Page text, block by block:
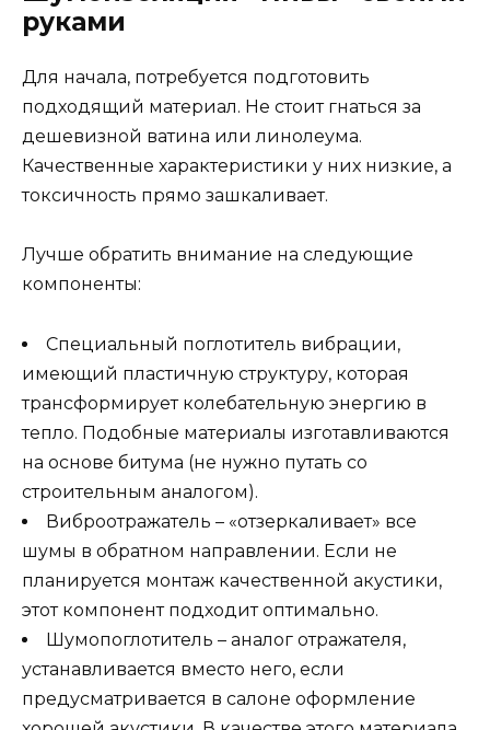
руками
Для начала, потребуется подготовить
подходящий материал. Не стоит гнаться за
дешевизной ватина или линолеума.
Качественные характеристики у них низкие, а
токсичность прямо зашкаливает.
Лучше обратить внимание на следующие
компоненты:
Специальный поглотитель вибрации,
имеющий пластичную структуру, которая
трансформирует колебательную энергию в
тепло. Подобные материалы изготавливаются
на основе битума (не нужно путать со
строительным аналогом).
Виброотражатель – «отзеркаливает» все
шумы в обратном направлении. Если не
планируется монтаж качественной акустики,
этот компонент подходит оптимально.
Шумопоглотитель – аналог отражателя,
устанавливается вместо него, если
предусматривается в салоне оформление